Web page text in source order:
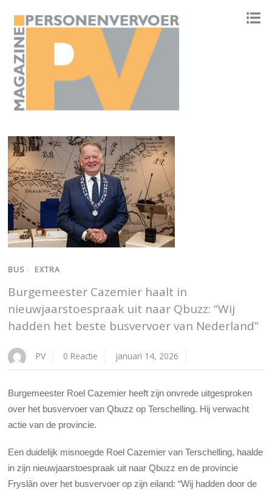
BUS / EXTRA
Burgemeester Cazemier haalt in
nieuwjaarstoespraak uit naar Qbuzz: “Wij
hadden het beste busvervoer van Nederland”
PV 0 Reactie januari 14, 2026
Burgemeester Roel Cazemier heeft zijn onvrede uitgesproken
over het busvervoer van Qbuzz op Terschelling. Hij verwacht
actie van de provincie.
Een duidelijk misnoegde Roel Cazemier van Terschelling, haalde
in zijn nieuwjaarstoespraak uit naar Qbuzz en de provincie
Fryslân over het busvervoer op zijn eiland: “Wij hadden door de